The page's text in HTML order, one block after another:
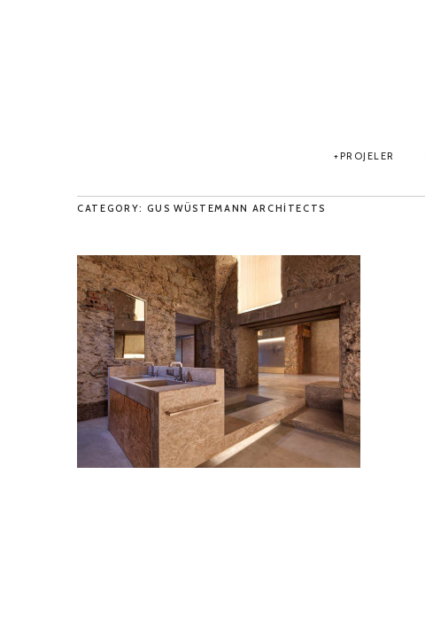
PROJELER
CATEGORY: GUS WÜSTEMANN ARCHITECTS